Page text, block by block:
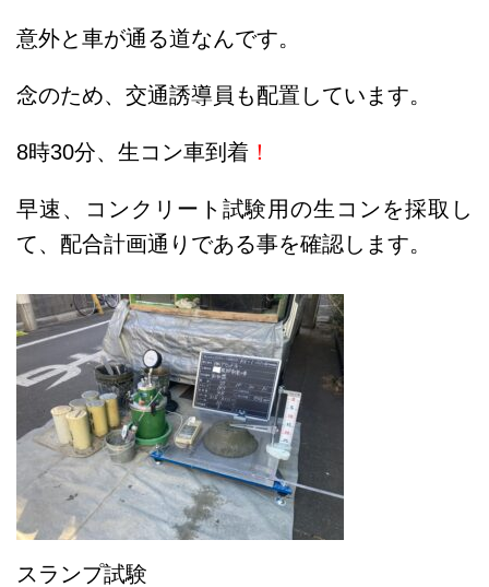
意外と車が通る道なんです。
念のため、交通誘導員も配置しています。
8時30分、生コン車到着 ！
早速、コンクリート試験用の生コンを採取し
て、配合計画通りである事を確認します。
スランプ試験